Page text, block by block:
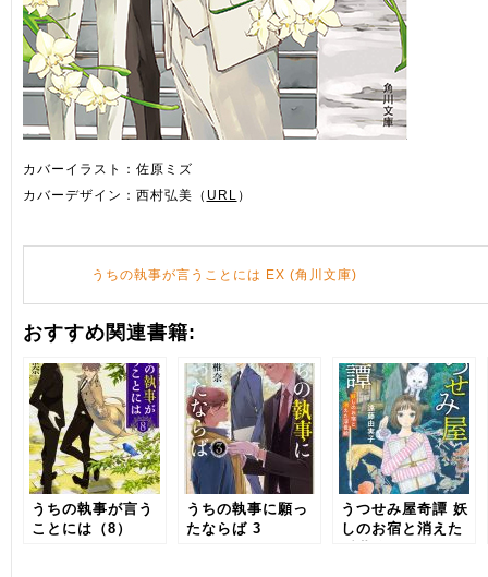
カバーイラスト：佐原ミズ
カバーデザイン：西村弘美（ URL ）
うちの執事が言うことには EX (角川文庫)
おすすめ関連書籍:
うちの執事が言う
ことには（8）
うちの執事に願っ
たならば 3
うつせみ屋奇譚 妖
しのお宿と消えた